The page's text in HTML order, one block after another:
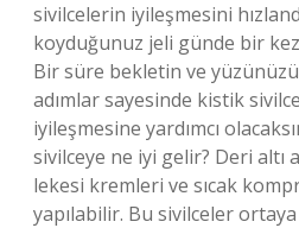
sivilcelerin iyileşmesini
koyduğunuz jeli günde bir
Bir süre bekletin ve yüzünüzü
adımlar sayesinde kistik
iyileşmesine yardımcı
sivilceye ne iyi gelir? Deri altı
lekesi kremleri ve sıcak
yapılabilir. Bu sivilceler ortaya